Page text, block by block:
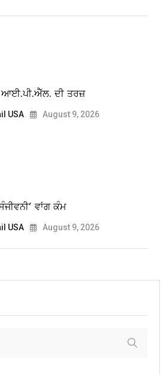
ਆਈ.ਪੀ.ਐੱਲ. ਦੀ ਤਰਜ਼
USA August 9, 2026
ਵਾਂਗ ਕੰਮ
USA August 9, 2026